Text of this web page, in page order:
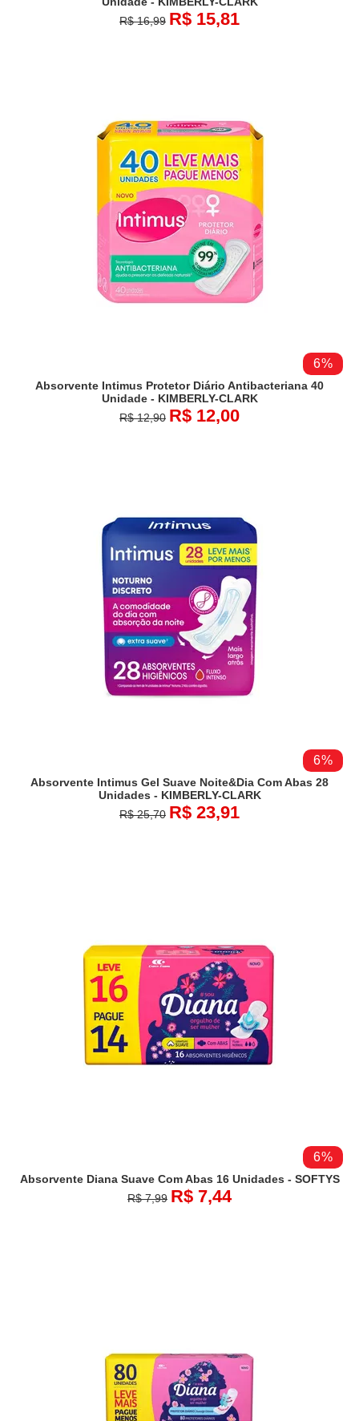
R$ 16,99 R$ 15,81
6%
Absorvente Intimus Protetor Diário Antibacteriana 40
Unidade - KIMBERLY-CLARK
R$ 12,90 R$ 12,00
6%
Absorvente Intimus Gel Suave Noite&dia Com Abas 28
Unidades - KIMBERLY-CLARK
R$ 25,70 R$ 23,91
6%
Absorvente Diana Suave Com Abas 16 Unidades - SOFTYS
R$ 7,99 R$ 7,44